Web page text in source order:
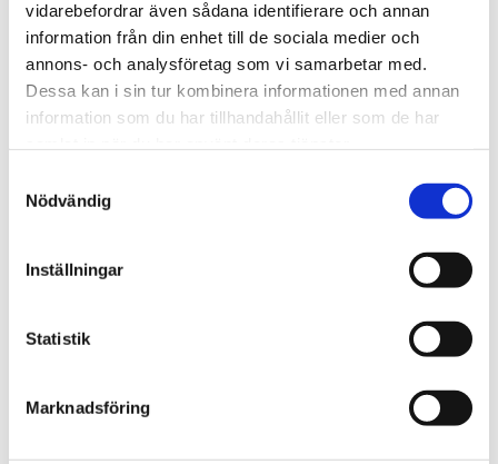
vidarebefordrar även sådana identifierare och annan
information från din enhet till de sociala medier och
annons- och analysföretag som vi samarbetar med.
Dessa kan i sin tur kombinera informationen med annan
information som du har tillhandahållit eller som de har
Nödvändig
Inställningar
Statistik
Marknadsföring
Lättmonterad
takräcken, för fordon utan
befintliga fästpunkter för
fabriksmonterade räcken.
1 795 kr
kr
Lättmonterad
Edge-takräcken, för
fordon utan befintliga
eller fabriksmonterade
räcken.
2 525kr
2 635